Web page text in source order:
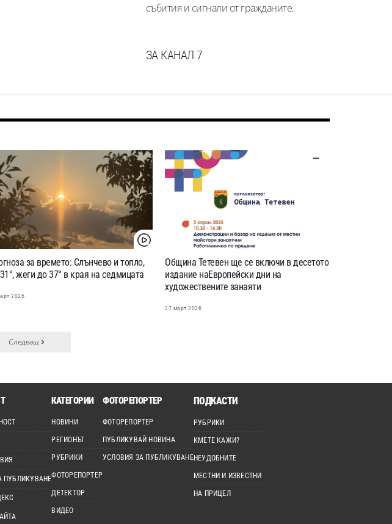
събития и сигнали от гражданите.
ЗА КАНАЛ 7
за времето: Слънчево и топло,
жеги до 37° в края на седмицата
2026
Община Тетевен ще се включи в десетото
издание наЕвропейски дни на
художествените занаяти
27 март 2026
Следващ
ПУБЛИКУВАНЕ
КАТЕГОРИИ
НОВИНИ
РЕГИОНЪТ
РУБРИКИ
ФОТОРЕПОРТЕР
ДЕТЕКТОР
ВИДЕО
ФОТОРЕПОРТЕР
ФОТОРЕПОРТЕР
ПУБЛИКУВАЙ НОВИНА
УСЛОВИЯ ЗА ПУБЛИКУВАНЕ
ПОДКАСТИ
РУБРИКИ
КМЕТЕ КАЖИ?
НЕУДОБНИТЕ
МЕСТНИ И ИЗВЕСТНИ
НА ПРИЦЕЛ